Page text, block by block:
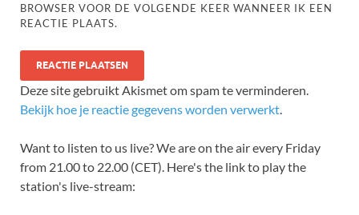
BROWSER VOOR DE VOLGENDE KEER WANNEER IK EEN
REACTIE PLAATS.
Deze site gebruikt Akismet om spam te verminderen.
Bekijk hoe je reactie gegevens worden verwerkt.
Want to listen to us live? We are on the air every Friday
from 21.00 to 22.00 (CET). Here's the link to play the
station's live-stream: